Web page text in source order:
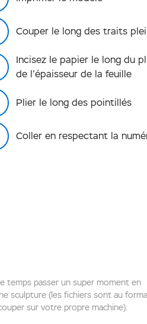
Couper le long des traits
Incisez le papier le long du
de l’épaisseur de la feuille
Plier le long des pointillés
Coller en respectant la
temps passer un super moment en
sculpture (les fichiers sont au
sur votre propre machine).